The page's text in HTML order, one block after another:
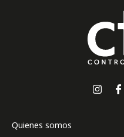
Quienes somos